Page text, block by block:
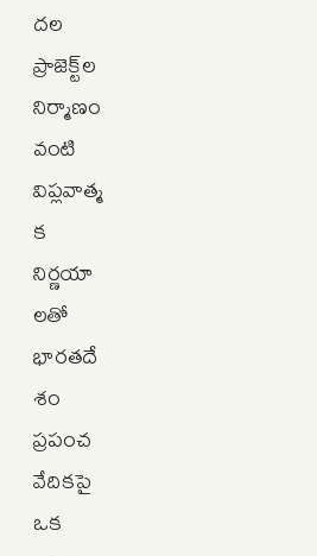
దల
ప్రాజెక్ట్‌ల
నిర్మాణం
వంటి
విప్లవాత్మ
క
నిర్ణయా
లతో
భారతదే
శం
ప్రపంచ
వేదికపై
ఒక